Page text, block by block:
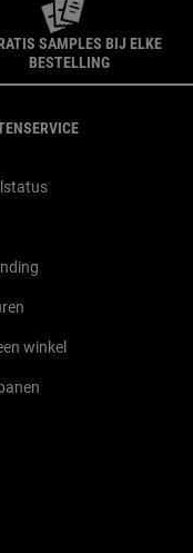
SAMPLES BIJ ELKE
BESTELLING
winkel